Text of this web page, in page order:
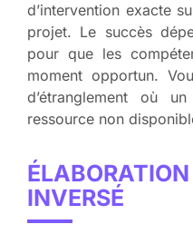
d’intervention exacte
projet. Le succès
pour que les
moment opportun.
d’étranglement où
ressource non
INVERSÉ